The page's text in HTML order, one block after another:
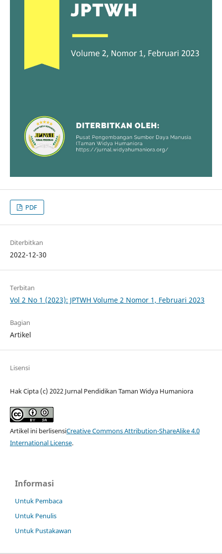
PDF
Diterbitkan
2022-12-30
Terbitan
Vol 2 No 1 (2023): JPTWH Volume 2 Nomor 1, Februari 2023
Bagian
Artikel
Lisensi
Hak Cipta (c) 2022 Jurnal Pendidikan Taman Widya Humaniora
Artikel ini berlisensiCreative Commons Attribution-ShareAlike 4.0
International License.
Informasi
Untuk Pembaca
Untuk Penulis
Untuk Pustakawan